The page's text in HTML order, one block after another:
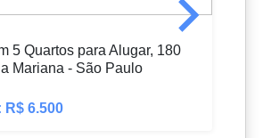
5 Quartos para Alugar, 180
Mariana - São Paulo
6.500